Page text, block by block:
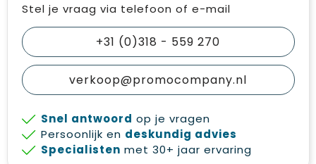
Stel je vraag via telefoon of e-mail
+31 (0)318 - 559 270
verkoop@promocompany.nl
Snel antwoord op je vragen
Persoonlijk en deskundig advies
Specialisten met 30+ jaar ervaring